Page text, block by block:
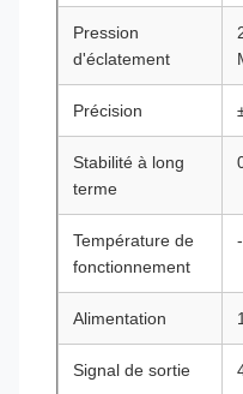
Pression
d'éclatement
Précision
Stabilité à long
terme
Température de
fonctionnement
Alimentation
Signal de sortie